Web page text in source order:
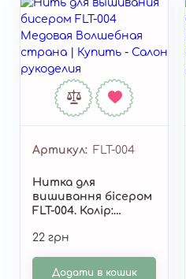
Артикул FLT-004
Нитка для
вишивання бісером
FLT-004. Колір:
22 грн
Додати в кошик